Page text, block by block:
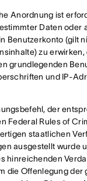
Anordnung ist
Daten oder
Benutzerkonto (gilt
zu
grundlegenden
und IP-
der
Federal Rules of
staatlichen
ausgestellt wurde
hinreichenden
die Offenlegung der